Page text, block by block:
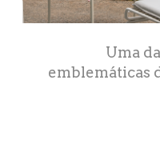
Uma
emblemáticas